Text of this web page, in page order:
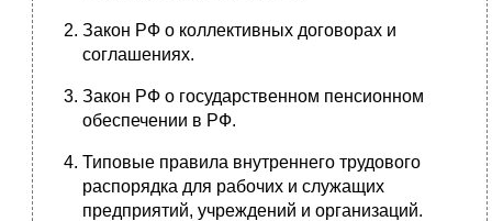
Закон РФ о коллективных договорах и
соглашениях.
Закон РФ о государственном пенсионном
обеспечении в РФ.
Типовые правила внутреннего трудового
распорядка для рабочих и служащих
предприятий, учреждений и организаций.